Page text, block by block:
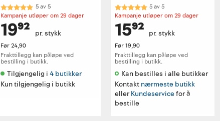
Karakter:5.0 av 5 mulige
5av5
Kampanje utløper om 29 dager
19⁹² pr. stykk
Før24,90
Frakttillegg kan påløpe ved
bestilling i butikk.
Tilgjengelig i 4 butikker
Kun tilgjengelig i butikk
Karakter:5.0 av 5 mulige
5av5
Kampanje utløper om 29 dager
15⁹² pr. stykk
Før 19,90
Frakttillegg kan påløpe ved
bestilling i butikk.
Kan bestilles i alle butikker
Kontakt nærmeste butikk
ellerKundeservicefor å
bestille